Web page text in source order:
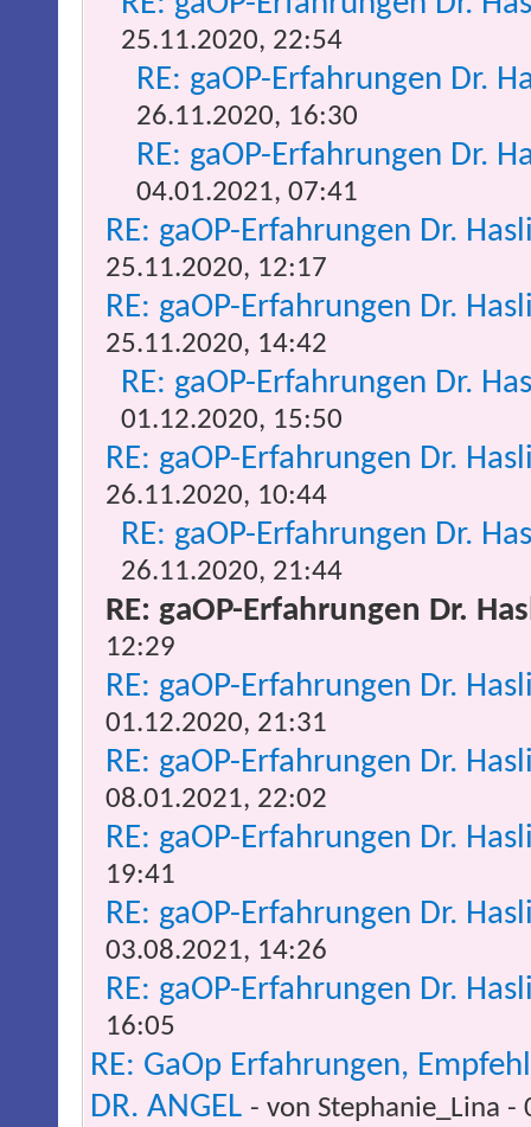
25.11.2020, 22:54
RE: gaOP-Erfahrungen Dr.
26.11.2020, 16:30
RE: gaOP-Erfahrungen Dr.
04.01.2021, 07:41
RE: gaOP-Erfahrungen Dr.
25.11.2020, 12:17
RE: gaOP-Erfahrungen Dr.
25.11.2020, 14:42
RE: gaOP-Erfahrungen Dr.
01.12.2020, 15:50
RE: gaOP-Erfahrungen Dr.
26.11.2020, 10:44
RE: gaOP-Erfahrungen Dr.
26.11.2020, 21:44
RE: gaOP-Erfahrungen Dr.
12:29
RE: gaOP-Erfahrungen Dr.
01.12.2020, 21:31
RE: gaOP-Erfahrungen Dr.
08.01.2021, 22:02
RE: gaOP-Erfahrungen Dr.
19:41
RE: gaOP-Erfahrungen Dr.
03.08.2021, 14:26
RE: gaOP-Erfahrungen Dr.
16:05
RE: GaOp Erfahrungen,
DR. ANGEL - von Stephanie_Lina